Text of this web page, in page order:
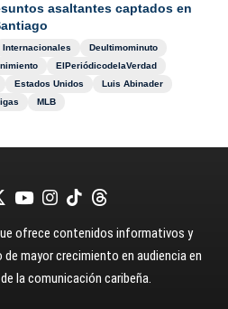
asaltantes captados en
Internacionales
Deultimominuto
ElPeriódicodelaVerdad
Estados Unidos
Luis Abinader
MLB
ofrece contenidos informativos y
mayor crecimiento en audiencia en
la comunicación caribeña.